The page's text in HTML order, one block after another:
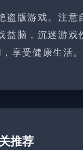
盗版游戏。注意
益脑，沉迷游戏
享受健康生活。
推荐